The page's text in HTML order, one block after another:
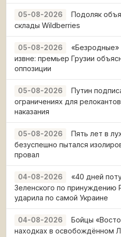
05-08-2026
Подоляк
склады Wildberries
05-08-2026
«Безродные»
извне: премьер Грузии
оппозиции
05-08-2026
Путин
ограничениях для
наказания
05-08-2026
Пять лет в
безуспешно пытался
провал
04-08-2026
«40 дней
Зеленского по принуждению
ударила по самой Украине
04-08-2026
Бойцы
находках в освобождённом